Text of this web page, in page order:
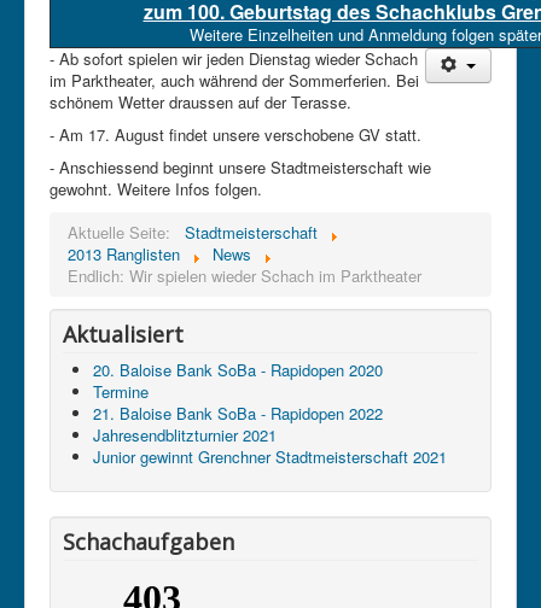
zum 100. Geburtstag des Schachklubs
Weitere Einzelheiten und Anmeldung folgen
- Ab sofort spielen wir jeden Dienstag wieder Schach
im Parktheater, auch während der Sommerferien. Bei
schönem Wetter draussen auf der Terasse.
- Am 17. August findet unsere verschobene GV statt.
- Anschiessend beginnt unsere Stadtmeisterschaft wie
gewohnt. Weitere Infos folgen.
Aktuelle Seite:
Stadtmeisterschaft
2013 Ranglisten
News
Endlich: Wir spielen wieder Schach im Parktheater
Aktualisiert
20. Baloise Bank SoBa - Rapidopen 2020
Termine
21. Baloise Bank SoBa - Rapidopen 2022
Jahresendblitzturnier 2021
Junior gewinnt Grenchner Stadtmeisterschaft 2021
Schachaufgaben